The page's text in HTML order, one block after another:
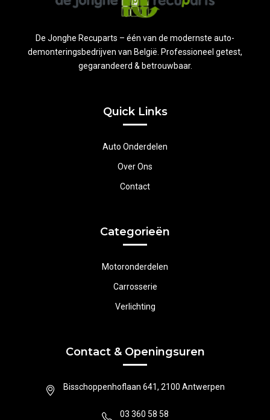
De Jonghe Recuparts – één van de modernste auto-
demonteringsbedrijven van België. Professioneel getest,
gegarandeerd & betrouwbaar.
Quick Links
Auto Onderdelen
Over Ons
Contact
Categorieën
Motoronderdelen
Carrosserie
Verlichting
Contact & Openingsuren
Bisschoppenhoflaan 641, 2100 Antwerpen
03 360 58 58